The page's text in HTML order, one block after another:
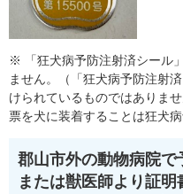
※ 「狂犬病予防注射済シール
ません。（「狂犬病予防注射
けられているものではありま
票を犬に装着することは狂犬
郡山市外の動物病院で
または獣医師より証